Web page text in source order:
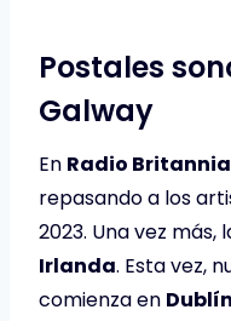
Postales
Galway
En Radio Britannia
repasando a los
2023. Una vez
Irlanda. Esta vez,
comienza en Dublín